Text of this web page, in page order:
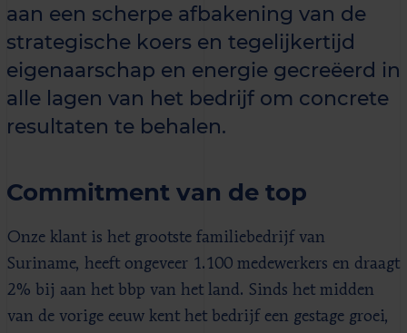
aan een scherpe afbakening van de
strategische koers en tegelijkertijd
eigenaarschap en energie gecreëerd in
alle lagen van het bedrijf om concrete
resultaten te behalen.
Commitment van de top
Onze klant is het grootste familiebedrijf van
Suriname, heeft ongeveer 1.100 medewerkers en draagt
2% bij aan het bbp van het land. Sinds het midden
van de vorige eeuw kent het bedrijf een gestage groei,